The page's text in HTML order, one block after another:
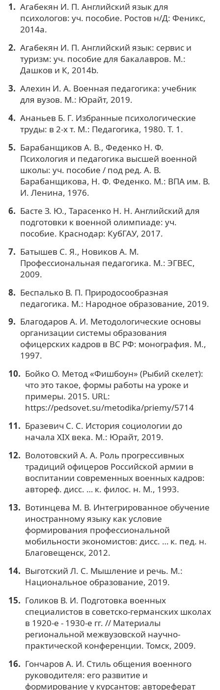
Агабекян И. П. Английский язык для
психологов: уч. пособие. Ростов н/Д: Феникс,
2014a.
Агабекян И. П. Английский язык: сервис и
туризм: уч. пособие для бакалавров. М.:
Дашков и К, 2014b.
Алехин И. А. Военная педагогика: учебник
для вузов. М.: Юрайт, 2019.
Ананьев Б. Г. Избранные психологические
труды: в 2-х т. М.: Педагогика, 1980. Т. 1.
Барабанщиков А. В., Феденко Н. Ф.
Психология и педагогика высшей военной
школы: уч. пособие / под ред. А. В.
Барабанщикова, Н. Ф. Феденко. М.: ВПА им. В.
И. Ленина, 1976.
Басте З. Ю., Тарасенко Н. Н. Английский для
подготовки к военной олимпиаде: уч.
пособие. Краснодар: КубГАУ, 2017.
Батышев С. Я., Новиков А. М.
Профессиональная педагогика. М.: ЭГВЕС,
2009.
Беспалько В. П. Природосообразная
педагогика. М.: Народное образование, 2019.
Благодаров А. И. Методологические основы
организации системы образования
офицерских кадров в ВС РФ: монография. М.,
1997.
Бойко О. Метод «Фишбоун» (Рыбий скелет):
что это такое, формы работы на уроке и
примеры. 2015. URL:
https://pedsovet.su/metodika/priemy/5714
Бразевич С. С. История социологии до
начала XIX века. М.: Юрайт, 2019.
Волотовский А. А. Роль прогрессивных
традиций офицеров Российской армии в
воспитании современных военных кадров:
автореф. дисс. … к. филос. н. М., 1993.
Вотинцева М. В. Интегрированное обучение
иностранному языку как условие
формирования профессиональной
мобильности экономистов: дисс. … к. пед. н.
Благовещенск, 2012.
Выготский Л. С. Мышление и речь. М.:
Национальное образование, 2019.
Голиков В. И. Подготовка военных
специалистов в советско-германских школах
в 1920-е - 1930-е гг. // Материалы
региональной межвузовской научно-
практической конференции. Томск, 2009.
Гончаров А. И. Стиль общения военного
руководителя: его развитие и
формирование у курсантов: автореферат